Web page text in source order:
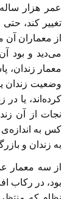
عمر هزار
تغییر کند،
از معماران آن
می‌دید و بود
معمار زندان،
وضعیت زندان
کرده‌اند، یا در
نجات از آن
کس به
به زندان و
از سه معمار
بود، در رکاب